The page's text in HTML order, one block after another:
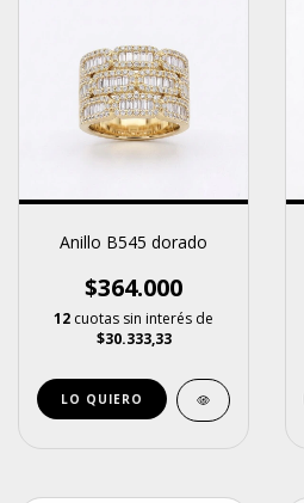
Anillo B545 dorado
$364.000
12 cuotas sin interés de
$30.333,33
LO QUIERO